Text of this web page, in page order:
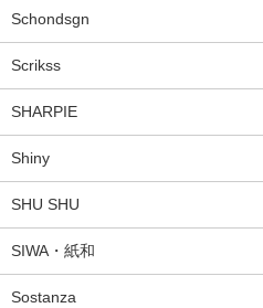
Schondsgn
Scrikss
SHARPIE
Shiny
SHU SHU
SIWA・紙和
Sostanza